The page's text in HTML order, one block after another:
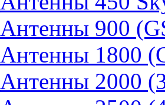
Антенны 900
Антенны 1800
Антенны 2000